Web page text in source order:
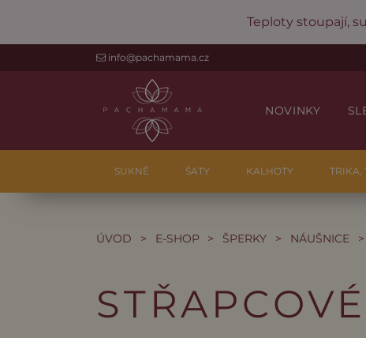
Teploty stoupají,
info@pachamama.cz
NOVINKY
SUKNĚ ŠATY KALHOTY TRIKA,
ÚVOD > E-SHOP > ŠPERKY > NÁUŠNICE >